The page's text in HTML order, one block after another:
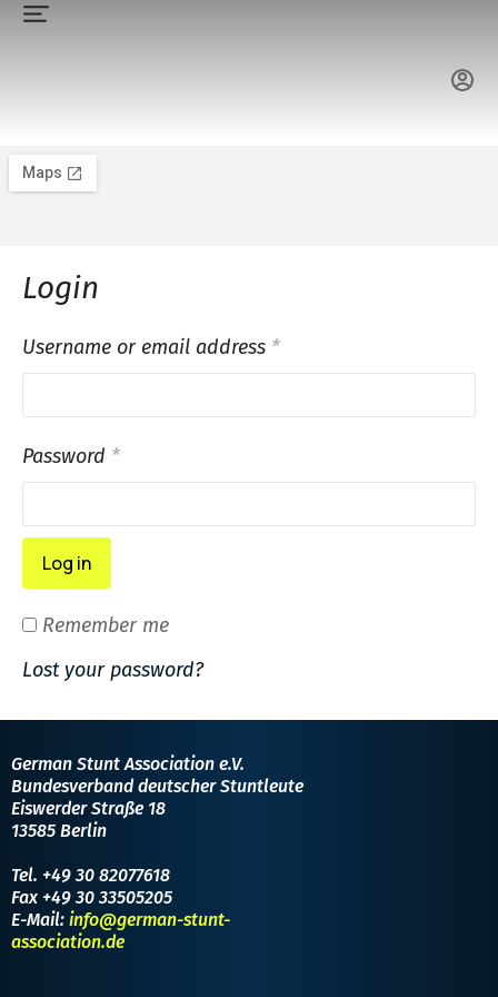
Login
Username or email address *
Password *
Log in
Remember me
Lost your password?
German Stunt Association e.V.
Bundesverband deutscher Stuntleute
Eiswerder Straße 18
13585 Berlin
Tel. +49 30 82077618
Fax +49 30 33505205
E-Mail: info@german-stunt-
association.de